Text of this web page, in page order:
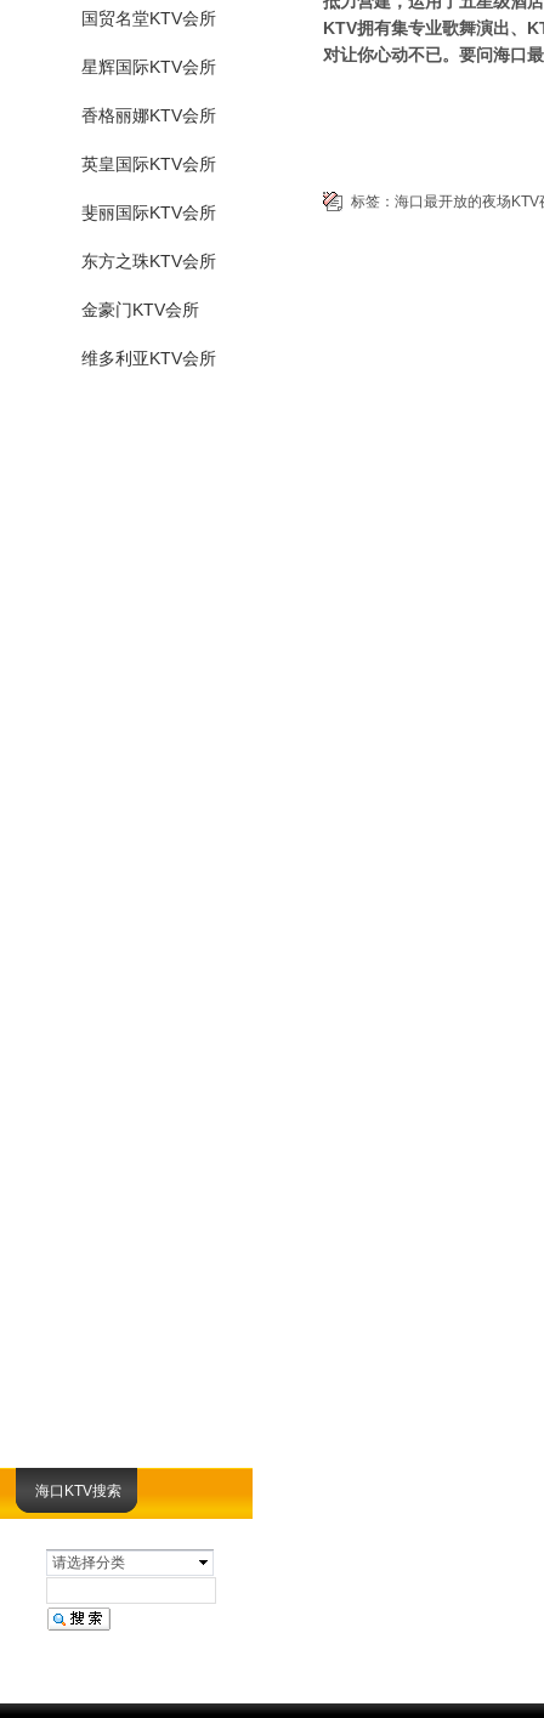
海口KTV搜索
请选择分类
国贸名堂KTV会所
星辉国际KTV会所
香格丽娜KTV会所
英皇国际KTV会所
斐丽国际KTV会所
东方之珠KTV会所
金豪门KTV会所
维多利亚KTV会所
KTV拥有集专业歌舞演出、
对让你心动不已。要问海口
标签： 海口最开放的夜场KTV